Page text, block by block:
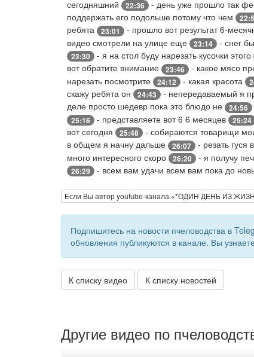
сегодняшний
22:36 - день уже прошло так
поддержать его подольше потому что чем
ребята
23:01 - прошло вот результат 6-
видео смотрели на улице еще
23:14 - снег
23:30 - я на стол буду нарезать кусочки этого
вот обратите внимание
23:46 - какое мясо
нарезать посмотрите
24:12 - какая красота
скажу ребята он
24:43 - непередаваемый я
деле просто шедевр пока это блюдо не
24:56
25:16 - представляете вот 6 6 месяцев 25:24
вот сегодня
25:48 - собираются товарищи
в общем я начну дальше
26:07 - резать
много интересного скоро
26:20 - я получу
26:29 - всем вам удачи всем вам пока до
Если Вы автор youtube-канала «*ОДИН ДЕНЬ ИЗ
Подпишитесь на новости пчеловодства в
обновления публикуются в канале. Вы
К списку видео К списку новостей
Другие видео по